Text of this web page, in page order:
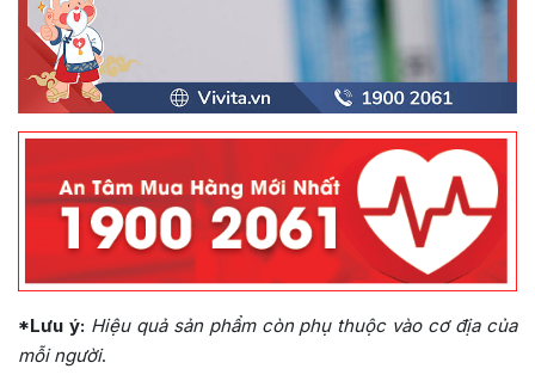
*Lưu ý: Hiệu quả sản phẩm còn phụ thuộc vào cơ địa của
mỗi người.